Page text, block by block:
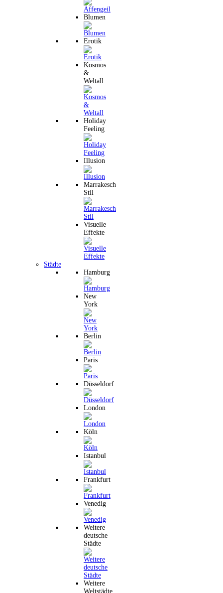
Blumen
Erotik
Kosmos
&
Weltall
Holiday
Feeling
Illusion
Marrakesch
Stil
Visuelle
Effekte
Städte
Hamburg
New
York
Berlin
Paris
Düsseldorf
London
Köln
Istanbul
Frankfurt
Venedig
Weitere
deutsche
Städte
Weitere
Weltstädte